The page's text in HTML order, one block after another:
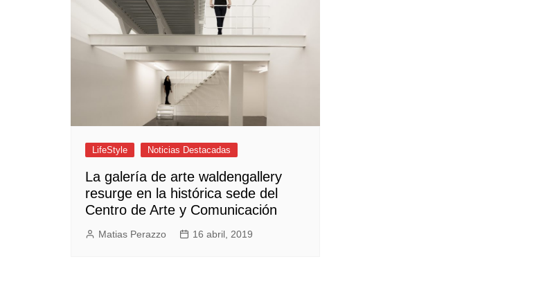
Empresas y Negocios
Automotos
Espectáculos
Trendy News
LifeStyle Noticias Destacadas
La galería de arte waldengallery
resurge en la histórica sede del
Centro de Arte y Comunicación
Matias Perazzo 16 abril, 2019